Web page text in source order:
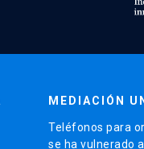
MEDIACIÓN
Teléfonos para
se ha vulnerado